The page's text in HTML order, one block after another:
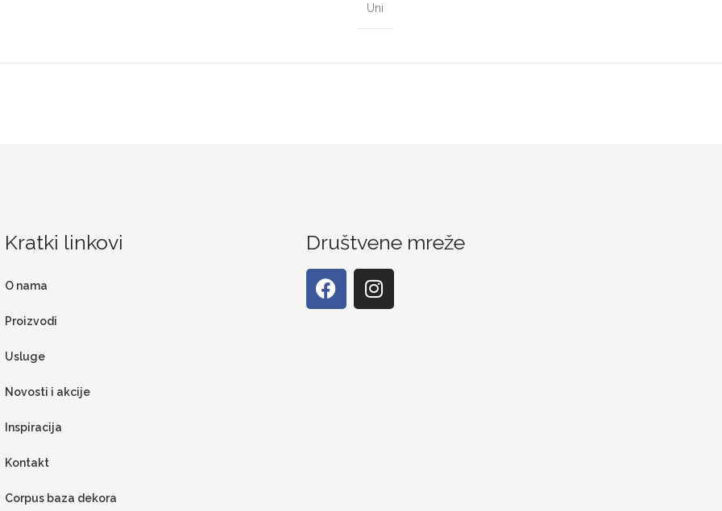
Uni
Kratki linkovi
O nama
Proizvodi
Usluge
Novosti i akcije
Inspiracija
Kontakt
Corpus baza dekora
Društvene mreže